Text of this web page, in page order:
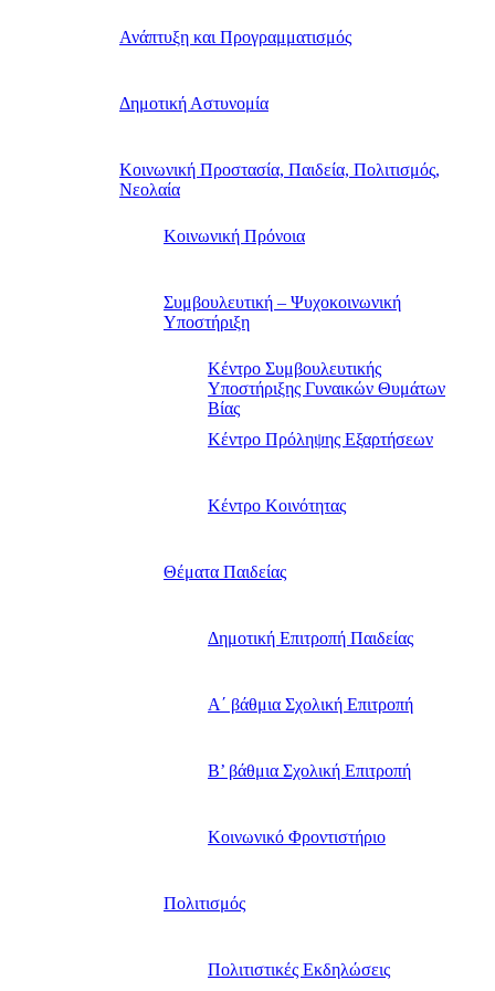
Ανάπτυξη και Προγραμματισμός
Δημοτική Αστυνομία
Κοινωνική Προστασία, Παιδεία, Πολιτισμός,
Νεολαία
Κοινωνική Πρόνοια
Συμβουλευτική – Ψυχοκοινωνική
Υποστήριξη
Κέντρο Συμβουλευτικής
Υποστήριξης Γυναικών Θυμάτων
Βίας
Κέντρο Πρόληψης Εξαρτήσεων
Κέντρο Κοινότητας
Θέματα Παιδείας
Δημοτική Επιτροπή Παιδείας
Α΄ βάθμια Σχολική Επιτροπή
B’ βάθμια Σχολική Επιτροπή
Κοινωνικό Φροντιστήριο
Πολιτισμός
Πολιτιστικές Εκδηλώσεις